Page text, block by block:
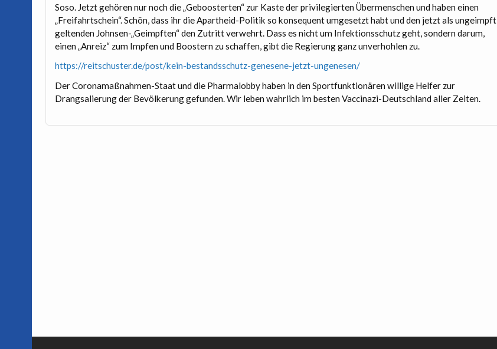
Soso. Jetzt gehören nur noch die „Geboosterten“ zur Kaste der privilegierten Übermenschen und haben einen
„Freifahrtschein“. Schön, dass ihr die Apartheid-Politik so konsequent umgesetzt habt und den jetzt als ungeimpft
geltenden Johnsen-„Geimpften“ den Zutritt verwehrt. Dass es nicht um Infektionsschutz geht, sondern darum,
einen „Anreiz“ zum Impfen und Boostern zu schaffen, gibt die Regierung ganz unverhohlen zu.
https://reitschuster.de/post/kein-bestandsschutz-genesene-jetzt-ungenesen/
Der Coronamaßnahmen-Staat und die Pharmalobby haben in den Sportfunktionären willige Helfer zur
Drangsalierung der Bevölkerung gefunden. Wir leben wahrlich im besten Vaccinazi-Deutschland aller Zeiten.